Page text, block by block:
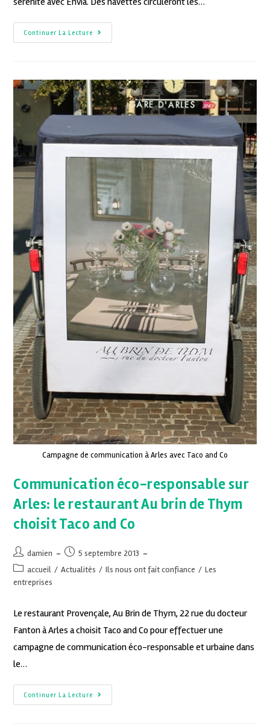
Continuer La Lecture
Campagne de communication à Arles avec Taco and Co
Communication éco-responsable sur
Arles: le restaurant Au brin de Thym
choisit Taco and Co
damien
5 septembre 2013
accueil / Actualités / Ils nous ont fait confiance / Les
entreprises
Le restaurant Provençale, Au Brin de Thym, 22 rue du docteur
Fanton à Arles a choisit Taco and Co pour effectuer une
campagne de communication éco-responsable et urbaine dans
le…
Continuer La Lecture